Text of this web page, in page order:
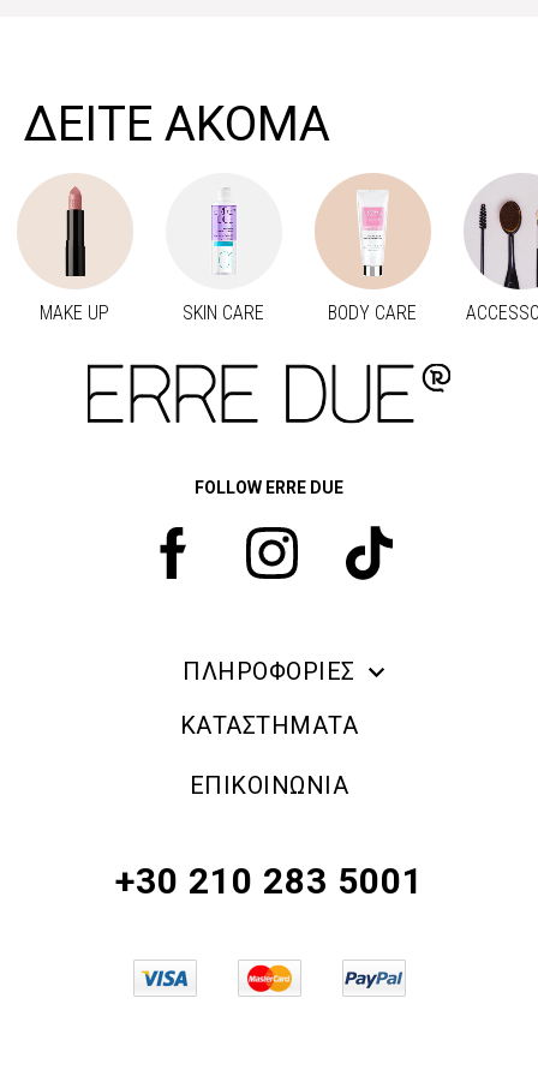
ΔΕΙΤΕ ΑΚΟΜΑ
MAKE UP SKIN CARE BODY CARE
FOLLOW ERRE DUE
ΠΛΗΡΟΦΟΡΙΕΣ
ERRE DUE MAKE UP
ΠΟΛΙΤΙΚΗ ΕΠΙΣΤΡΟΦΗΣ ΠΡΟΪΟΝΤΩΝ
ΚΑΤΑΣΤΗΜΑΤΑ
ΕΠΙΚΟΙΝΩΝΙΑ
+30 210 283 5001